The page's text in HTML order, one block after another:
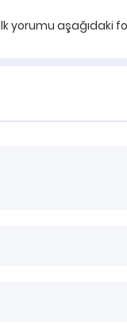
yorumu aşağıdaki